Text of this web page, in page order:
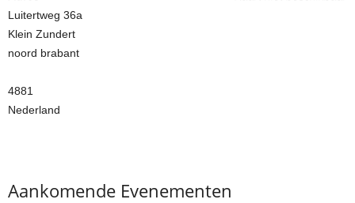
Luitertweg 36a
Klein Zundert
noord brabant
4881
Nederland
Aankomende Evenementen